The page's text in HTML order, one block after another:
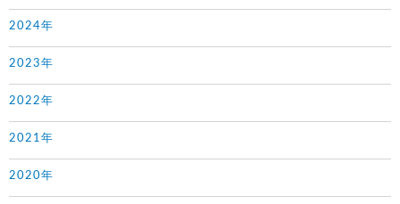
2024年
2023年
2022年
2021年
2020年